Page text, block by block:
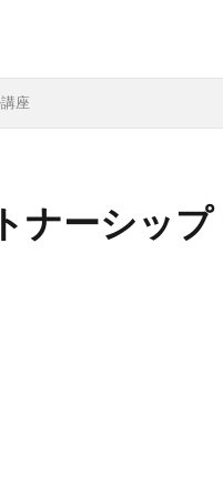
座
ナーシッ